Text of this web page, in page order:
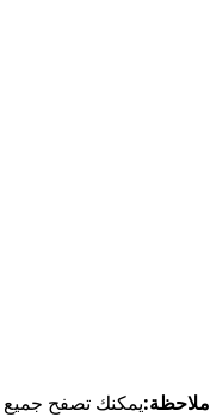
ملاحظة:يمكنك تصفح جميع